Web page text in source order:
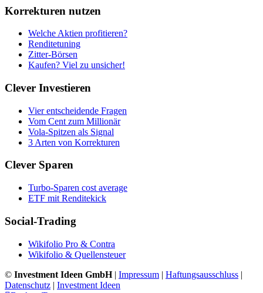
Korrekturen nutzen
Welche Aktien profitieren?
Renditetuning
Zitter-Börsen
Kaufen? Viel zu unsicher!
Clever Investieren
Vier entscheidende Fragen
Vom Cent zum Millionär
Vola-Spitzen als Signal
3 Arten von Korrekturen
Clever Sparen
Turbo-Sparen cost average
ETF mit Renditekick
Social-Trading
Wikifolio Pro & Contra
Wikifolio & Quellensteuer
© Investment Ideen GmbH| Impressum | Haftungsausschluss |
Datenschutz | Investment Ideen